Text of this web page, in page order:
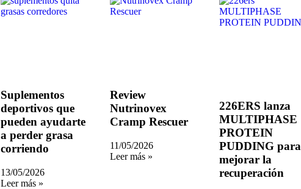
Suplementos
deportivos que
pueden ayudarte
a perder grasa
corriendo
13/05/2026
Leer más »
Review
Nutrinovex
Cramp Rescuer
11/05/2026
Leer más »
226ERS lanza
MULTIPHASE
PROTEIN
PUDDING para
mejorar la
recuperación